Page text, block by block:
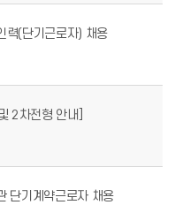
력(단기근로자) 채용
2차전형 안내]
단기계약근로자 채용